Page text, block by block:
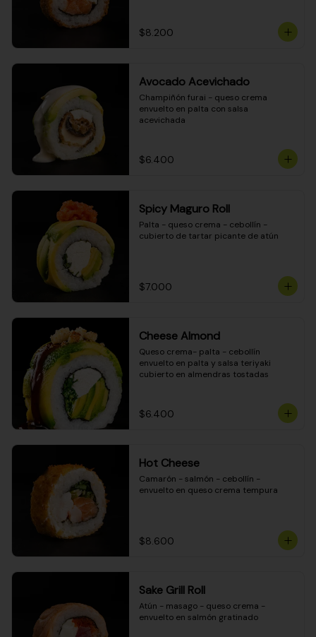
$8.200
Avocado Acevichado
Champiñón furai - queso crema
envuelto en palta con salsa
acevichada
$6.400
Spicy Maguro Roll
Palta - queso crema - cebollín -
cubierto de tartar picante de atún
$7.000
Cheese Almond
Queso crema- palta - cebollín
envuelto en palta y salsa teriyaki
cubierto en almendras tostadas
$6.400
Hot Cheese
Camarón - salmón - cebollín -
envuelto en queso crema tempura
$8.600
Sake Grill Roll
Atún - masago - queso crema -
envuelto en salmón gratinado